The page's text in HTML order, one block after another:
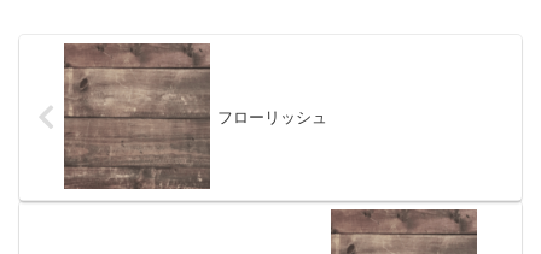
フローリッシュ